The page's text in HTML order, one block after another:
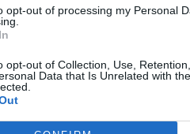
opt-out of processing my Personal
opt-out of Collection, Use,
Data that Is Unrelated with
Dia da Criança em
Musical”
No dia 03 de junho, pelas
espetáculo “Oz – O